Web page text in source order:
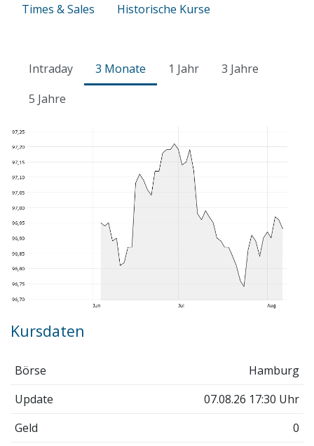
Times & Sales
Historische Kurse
Intraday 3 Monate 1 Jahr
3 Jahre
5 Jahre
Kursdaten
Börse
Hamburg
Update
07.08.26 17:30 Uhr
Geld
0